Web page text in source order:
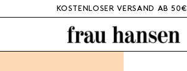
KOSTENLOSER VERSAND AB 50€